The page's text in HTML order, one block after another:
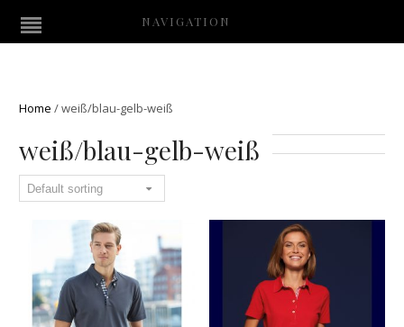
NAVIGATION
Home /weiß/blau-gelb-weiß
weiß/blau-gelb-weiß